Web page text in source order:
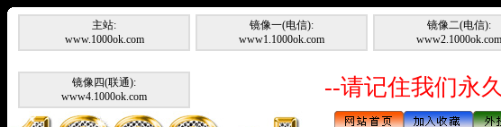
主站:
www.1000ok.com
镜像一(电信):
www1.1000ok.com
镜像二(电信):
www2.1000ok.com
镜像四(联通):
www4.1000ok.com
--请记住我们永
--请记住